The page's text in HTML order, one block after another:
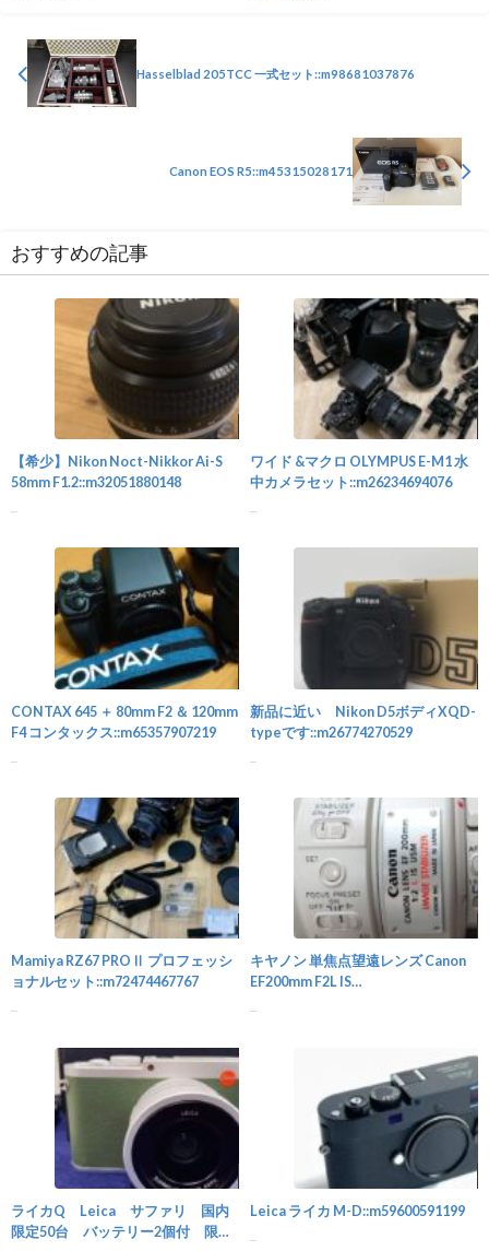
Hasselblad 205TCC 一式セット::m98681037876
Canon EOS R5::m45315028171
おすすめの記事
【希少】Nikon Noct-Nikkor Ai-S
58mm F1.2::m32051880148
ワイド &マクロ OLYMPUS E-M1 水
中カメラセット::m26234694076
CONTAX 645 ＋ 80mm F2 ＆ 120mm
F4 コンタックス::m65357907219
新品に近い Nikon D5ボディXQD-
typeです::m26774270529
Mamiya RZ67 PROⅡ プロフェッシ
ョナルセット::m72474467767
キヤノン 単焦点望遠レンズ Canon
EF200mm F2L IS
ライカQ Leica サファリ 国内
限定50台 バッテリー2個付 限定
Leica ライカ M-D::m59600591199